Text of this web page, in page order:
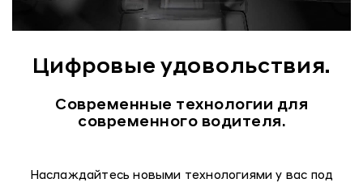
Цифровые удовольствия.
Современные технологии для
современного водителя.
Наслаждайтесь новыми технологиями у вас под